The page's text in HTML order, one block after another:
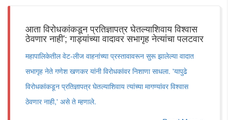
आता विरोधकांकडून प्रतिज्ञापत्र घेतल्याशिवाय विश्वास
ठेवणार नाही'; गाड्यांच्या वादावर सभागृह नेत्यांचा पलटवार
महापालिकेतील वेट-लीज वाहनांच्या प्रस्तावावरून सुरू झालेल्या वादात
सभागृह नेते गणेश खणकर यांनी विरोधकांवर निशाणा साधला. 'यापुढे
विरोधकांकडून प्रतिज्ञापत्र घेतल्याशिवाय त्यांच्या मागण्यांवर विश्वास
ठेवणार नाही,' असे ते म्हणाले.